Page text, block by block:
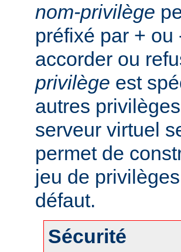
nom-privilège
préfixé par +
accorder ou
privilège est
autres
serveur virtuel
permet de
jeu de
défaut.
Sécurité